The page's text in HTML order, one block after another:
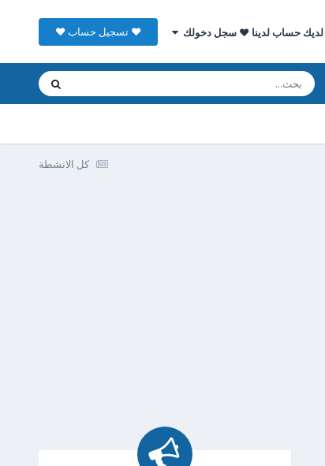
لديك حساب لدينا ♥ سجل دخولك ♥ تسجيل حساب ♥
كل الانشطة